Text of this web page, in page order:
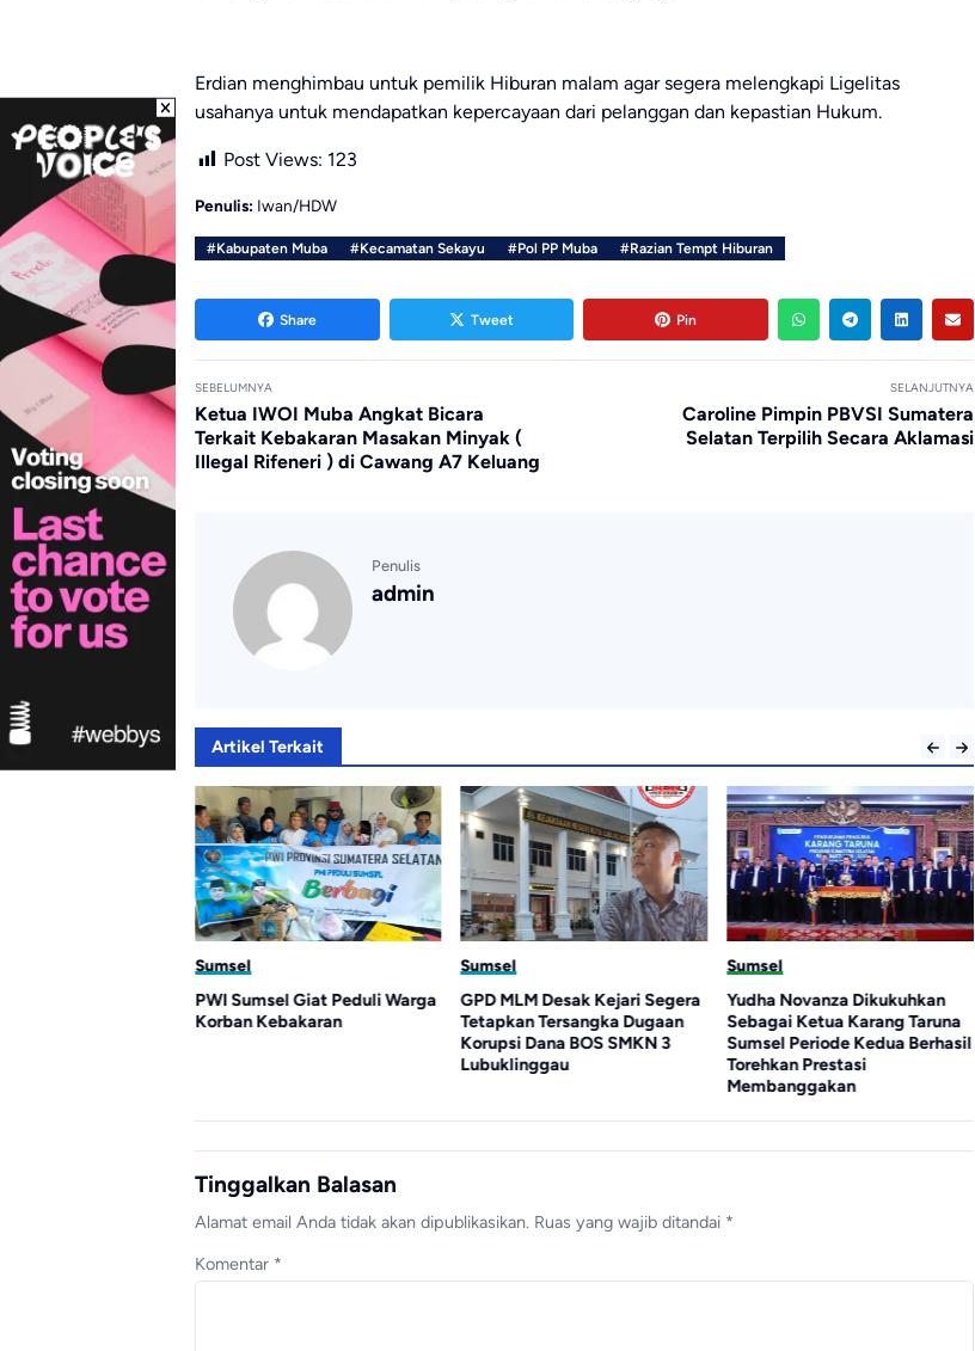
Erdian menghimbau untuk pemilik Hiburan malam agar segera melengkapi Ligelitas
usahanya untuk mendapatkan kepercayaan dari pelanggan dan kepastian Hukum.
Post Views: 123
Penulis: Iwan/HDW
#Kabupaten Muba #Kecamatan Sekayu #Pol PP Muba #Razian Tempt Hiburan
Share Tweet Pin
SEBELUMNYA
Ketua IWOI Muba Angkat Bicara
Terkait Kebakaran Masakan Minyak (
Illegal Rifeneri ) di Cawang A7 Keluang
SELANJUTNYA
Caroline Pimpin PBVSI Sumatera
Selatan Terpilih Secara Aklamasi
Penulis
admin
Artikel Terkait
Sumsel
PWI Sumsel Giat Peduli Warga
Korban Kebakaran
Sumsel
GPD MLM Desak Kejari Segera
Tetapkan Tersangka Dugaan
Korupsi Dana BOS SMKN 3
Lubuklinggau
Sumsel
Yudha Novanza Dikukuhkan
Sebagai Ketua Karang Taruna
Sumsel Periode Kedua Berhasil
Torehkan Prestasi
Membanggakan
Tinggalkan Balasan
Alamat email Anda tidak akan dipublikasikan. Ruas yang wajib ditandai *
Komentar *